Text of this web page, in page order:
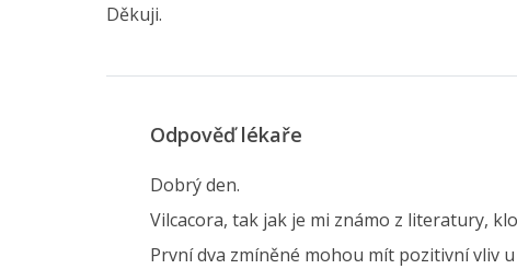
Děkuji.
Odpověď lékaře
Dobrý den.
Vilcacora, tak jak je mi známo z literatury,
První dva zmíněné mohou mít pozitivní vliv